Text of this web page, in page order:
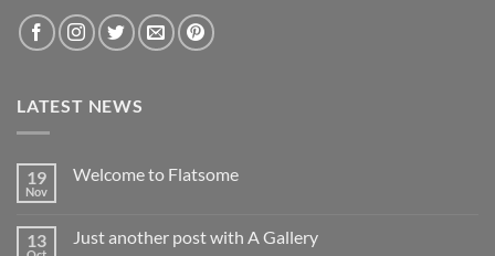
LATEST NEWS
19
Nov
Welcome to Flatsome
en
13 Just another post with A Gallery